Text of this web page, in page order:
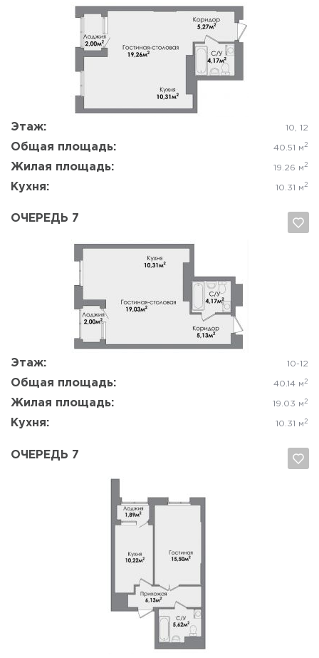
Этаж: 10, 12
Общая площадь: 40.51 м 2
Жилая площадь: 19.26 м 2
Кухня: 10.31 м 2
Да, удалить Отмена
ОЧЕРЕДЬ 7
Этаж: 10-12
Общая площадь: 40.14 м 2
Жилая площадь: 19.03 м 2
Кухня: 10.31 м 2
ОЧЕРЕДЬ 7
Да, удалить Отмена